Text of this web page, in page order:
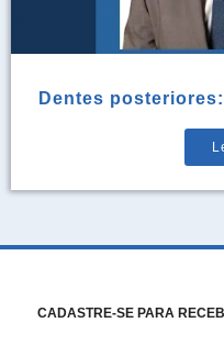
Dentes
CADASTRE-SE PARA